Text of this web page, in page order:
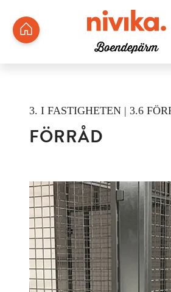
3. I FASTIGHETEN | 3.6
FÖRRÅD